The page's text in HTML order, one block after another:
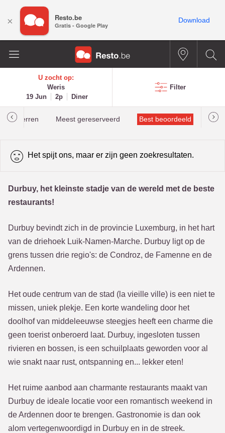
U zocht op:
Weris
19 Jun
2p Diner
Filter
Meest gereserveerd Best beoordeeld
Het spijt ons, maar er zijn geen zoekresultaten.
Durbuy, het kleinste stadje van de wereld met de beste
restaurants!
Durbuy bevindt zich in de provincie Luxemburg, in het hart
van de driehoek Luik-Namen-Marche. Durbuy ligt op de
grens tussen drie regio's: de Condroz, de Famenne en de
Ardennen.
Het oude centrum van de stad (la vieille ville) is een niet te
missen, uniek plekje. Een korte wandeling door het
doolhof van middeleeuwse steegjes heeft een charme die
geen toerist onberoerd laat. Durbuy, ingesloten tussen
rivieren en bossen, is een schuilplaats geworden voor al
wie snakt naar rust, ontspanning en... lekker eten!
Het ruime aanbod aan charmante restaurants maakt van
Durbuy de ideale locatie voor een romantisch weekend in
de Ardennen door te brengen. Gastronomie is dan ook
alom vertegenwoordigd in Durbuy en in de streek.
× Resto.be
Gratis - Google Play
Download